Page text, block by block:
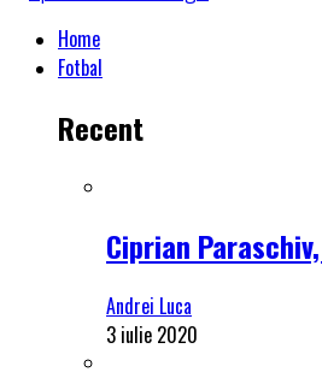
Home
Fotbal
Recent
Ciprian
Andrei Luca
3 iulie 2020